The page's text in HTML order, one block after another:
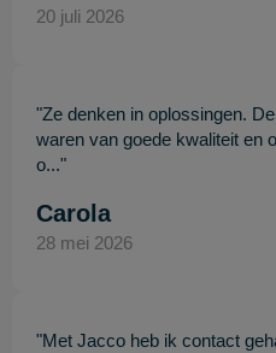
20 juli 2026
"Ze denken in oplossingen.
waren van goede kwaliteit en
o..."
Carola
28 mei 2026
"Met Jacco heb ik contact